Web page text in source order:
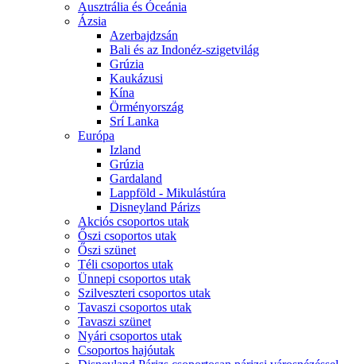
Ausztrália és Óceánia
Ázsia
Azerbajdzsán
Bali és az Indonéz-szigetvilág
Grúzia
Kaukázusi
Kína
Örményország
Srí Lanka
Európa
Izland
Grúzia
Gardaland
Lappföld - Mikulástúra
Disneyland Párizs
Akciós csoportos utak
Őszi csoportos utak
Őszi szünet
Téli csoportos utak
Ünnepi csoportos utak
Szilveszteri csoportos utak
Tavaszi csoportos utak
Tavaszi szünet
Nyári csoportos utak
Csoportos hajóutak